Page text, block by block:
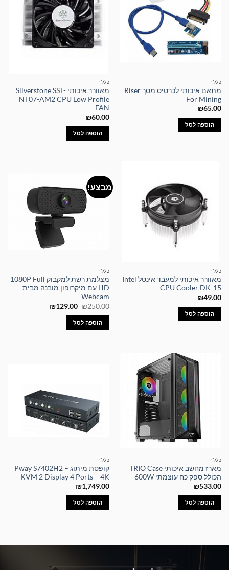
כללי
מתאם איכותי לכרטיס מסך Riser
For Mining
₪65.00
הוספה לסל
כללי
מאוורר איכותי Silverstone SST-
NT07-AM2 CPU Low Profile
FAN
₪60.00
הוספה לסל
כללי
מאוורר איכותי למעבד אינטל Intel
CPU Cooler DK-15
₪49.00
הוספה לסל
מבצע!
כללי
מצלמת רשת למקבוק 1080P Full
HD עם מיקרופון מובנה מבית
Webcam
₪250.00
המחיר
היה:
₪250.00.
₪129.00
המחיר
הוספה לסל
כללי
מארז מחשב איכותי TRIO Case
הכולל ספק כח עוצמתי 600W
₪533.00
הוספה לסל
כללי
קופסת מיתוג – Pway S7402H2
KVM 2 Display 4 Ports – 4K
₪1,749.00
הוספה לסל